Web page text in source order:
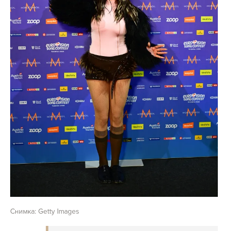
Снимка: Getty Images